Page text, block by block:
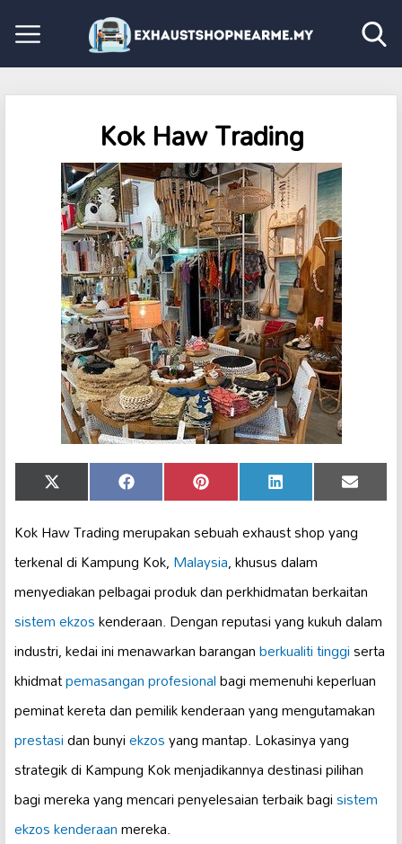
Kok Haw Trading
Share
on
X
(Twitter)
Share
on
Facebook Share
on
Pinterest Share
on
LinkedIn Share
on
Email
Kok Haw Trading merupakan sebuah exhaust shop yang
terkenal di Kampung Kok,Malaysia, khusus dalam
menyediakan pelbagai produk dan perkhidmatan berkaitan
sistem ekzoskenderaan. Dengan reputasi yang kukuh dalam
industri, kedai ini menawarkan baranganberkualiti tinggiserta
khidmatpemasangan profesionalbagi memenuhi keperluan
peminat kereta dan pemilik kenderaan yang mengutamakan
prestasidan bunyiekzosyang mantap. Lokasinya yang
strategik di Kampung Kok menjadikannya destinasi pilihan
bagi mereka yang mencari penyelesaian terbaik bagisistem
ekzos kenderaanmereka.